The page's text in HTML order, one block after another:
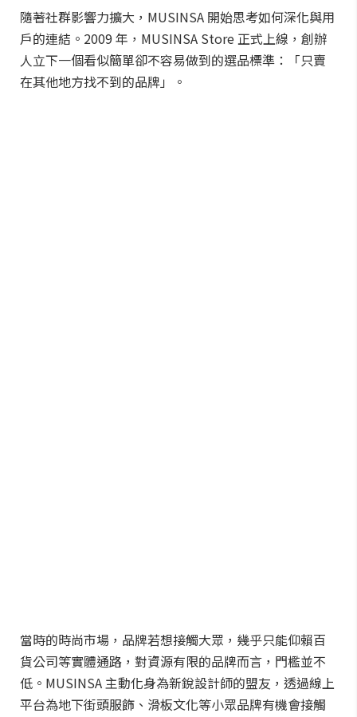
隨著社群影響力擴大，MUSINSA 開始思考如何深化與用
戶的連結。2009 年，MUSINSA Store 正式上線，創辦
人立下一個看似簡單卻不容易做到的選品標準：「只賣
在其他地方找不到的品牌」。
當時的時尚市場，品牌若想接觸大眾，幾乎只能仰賴百
貨公司等實體通路，對資源有限的品牌而言，門檻並不
低。MUSINSA 主動化身為新銳設計師的盟友，透過線上
平台為地下街頭服飾、滑板文化等小眾品牌有機會接觸